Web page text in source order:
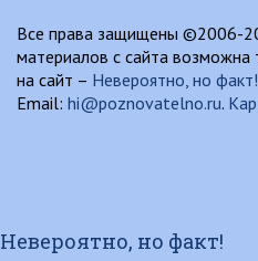
Все права защищены ©2006-
материалов с сайта возможна
на сайт – Невероятно, но факт!
Email: hi@poznovatelno.ru.
Невероятно, но факт!